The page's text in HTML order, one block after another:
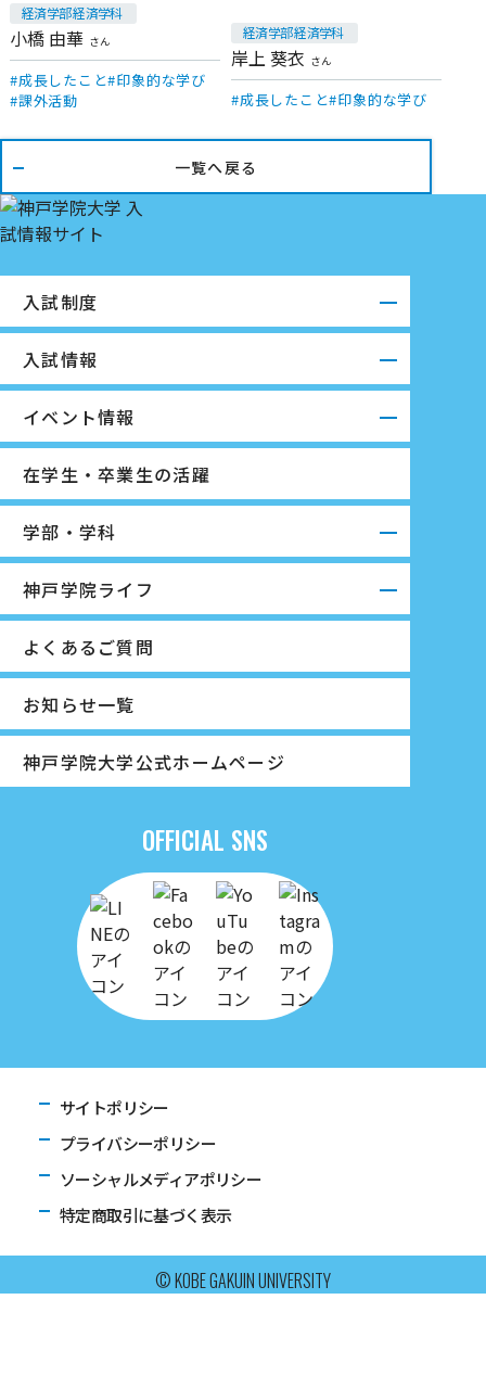
経済学部 経済学科
小橋 由華 さん
成長したこと 印象的な学び
課外活動
経済学部 経済学科
岸上 葵衣 さん
成長したこと 印象的な学び
一覧へ戻る
OFFICIAL SNS
入試制度
入試情報
イベント情報
在学生・卒業生の活躍
学部・学科
神戸学院ライフ
よくあるご質問
お知らせ一覧
神戸学院大学公式ホームページ
サイトポリシー
プライバシーポリシー
ソーシャルメディアポリシー
特定商取引に基づく表示
© KOBE GAKUIN UNIVERSITY